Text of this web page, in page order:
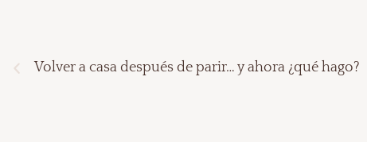
Volver a casa después de parir… y ahora ¿qué hago?